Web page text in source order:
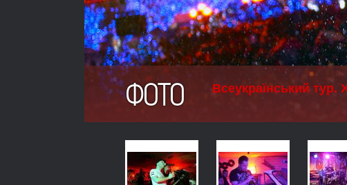
Всеукраїнський
ФОТО